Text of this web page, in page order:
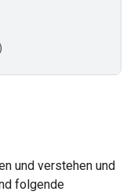
und verstehen und
folgende